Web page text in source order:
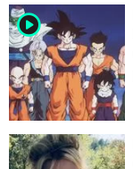
player2